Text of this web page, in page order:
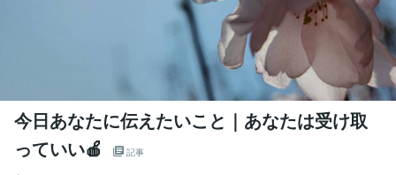
今日あなたに伝えたいこと｜あなたは受け取
っていい🍎
記事